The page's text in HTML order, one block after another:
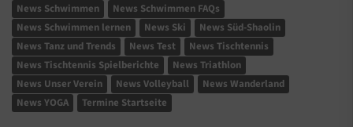
News Schwimmen
News Schwimmen FAQs
News Schwimmen lernen
News Ski
News Süd-Shaolin
News Tanz und Trends
News Test
News Tischtennis
News Tischtennis Spielberichte
News Triathlon
News Unser Verein
News Volleyball
News Wanderland
News YOGA
Termine Startseite